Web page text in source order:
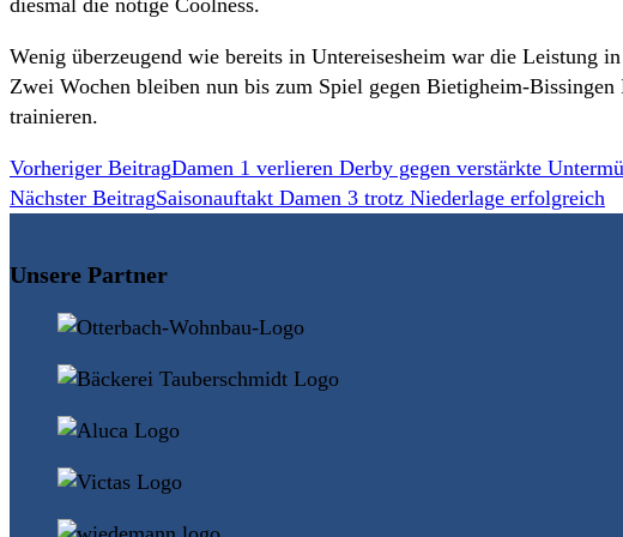
diesmal die nötige Coolness.
Wenig überzeugend wie bereits in Untereisesheim war die Leistung
Zwei Wochen bleiben nun bis zum Spiel gegen Bietigheim-
trainieren.
Weitere
Artikel
Vorheriger BeitragDamen 1 verlieren Derby gegen verstärkte
Nächster BeitragSaisonauftakt Damen 3 trotz Niederlage erfolgreich
Unsere Partner